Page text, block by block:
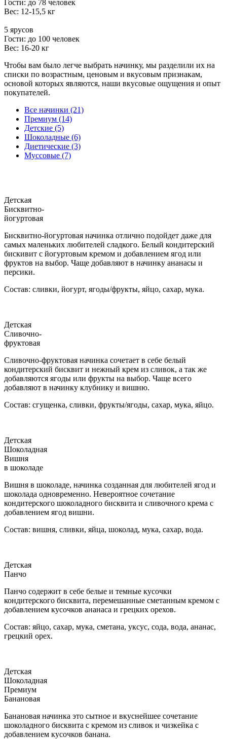
Гости: до 78 человек
Вес: 12-15,5 кг
5 ярусов
Гости: до 100 человек
Вес: 16-20 кг
Чтобы вам было легче выбрать начинку, мы разделили их на
списки по возрастным, ценовым и вкусовым признакам,
основой которых являются, наши вкусовые ощущения и опыт
покупателей.
Все начинки (21)
Премиум (14)
Детские (5)
Шоколадные (6)
Диетические (3)
Муссовые (7)
Детская
Бисквитно-
йогуртовая
Бисквитно-йогуртовая начинка отлично подойдет даже для
самых маленьких любителей сладкого. Белый кондитерский
бискивит с йогуртовым кремом и добавлением ягод или
фруктов на выбор. Чаще добавляют в начинку ананасы и
персики.
Состав: сливки, йогурт, ягоды/фрукты, яйцо, сахар, мука.
Детская
Сливочно-
фруктовая
Сливочно-фруктовая начинка сочетает в себе белый
кондитерский бисквит и нежный крем из сливок, а так же
добавляются ягоды или фрукты на выбор. Чаще всего
добавляют в начинку клубнику и вишню.
Состав: сгущенка, сливки, фрукты/ягоды, сахар, мука, яйцо.
Детская
Шоколадная
Вишня
в шоколаде
Вишня в шоколаде, начинка созданная для любителей ягод и
шоколада одновременно. Невероятное сочетание
кондитерского шоколадного бисквита и сливочного крема с
добавлением ягод вишни.
Состав: вишня, сливки, яйца, шоколад, мука, сахар, вода.
Детская
Панчо
Панчо содержит в себе белые и темные кусочки
кондитерского бисквита, перемешанные сметанным кремом с
добавлением кусочков ананаса и грецких орехов.
Состав: яйцо, сахар, мука, сметана, уксус, сода, вода, ананас,
грецкий орех.
Детская
Шоколадная
Премиум
Банановая
Банановая начинка это сытное и вкуснейшее сочетание
шоколадного бисквита с кремом из сливок и чизкейка с
добавлением кусочков банана.